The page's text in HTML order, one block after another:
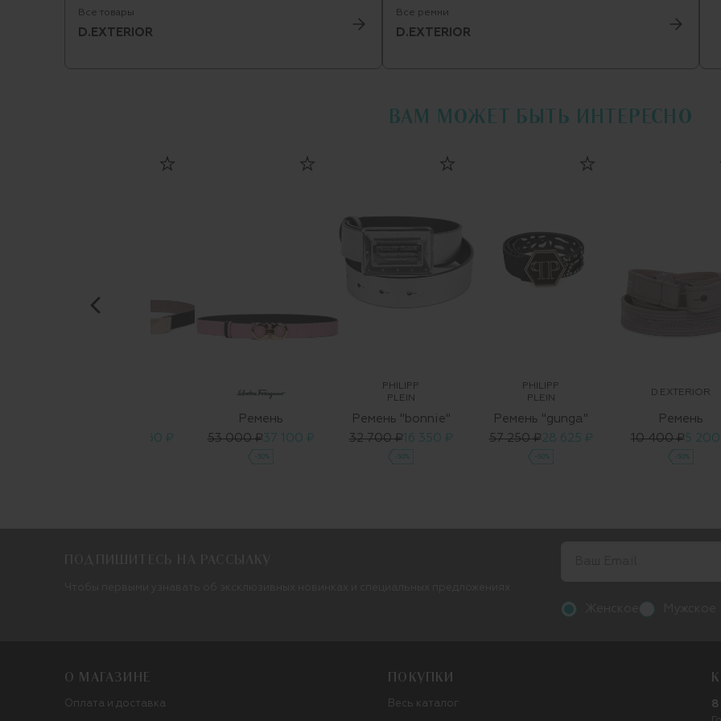
Все товары
D.EXTERIOR
Все ремни
D.EXTERIOR
ВАМ МОЖЕТ БЫТЬ ИНТЕРЕСНО
23 760 ₽
Ремень
53 000 ₽37 100 ₽
-30%
PHILIPP
PLEIN
Ремень "bonnie"
32 700 ₽16 350 ₽
-50%
PHILIPP
PLEIN
Ремень "gunga"
57 250 ₽ 28 625 ₽
-50%
D.EXTERIOR
Ремень
10 400 ₽ 5
-50%
О МАГАЗИНЕ
Оплата и доставка
ПОКУПКИ
Весь каталог 8